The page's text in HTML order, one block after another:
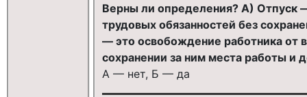
Верны ли определения? А) Отпуск
трудовых обязанностей без
— это освобождение работника от
сохранении за ним места работы и
А — нет, Б — да